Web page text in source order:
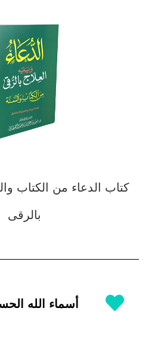
كتاب الدعاء من الكتاب
بالرقى
أسماء الله